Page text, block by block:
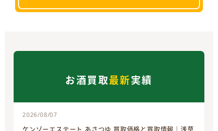
お酒買取最新実績
2026/08/07
ケンゾーエステート あさつゆ 買取価格と買取情報｜浅草